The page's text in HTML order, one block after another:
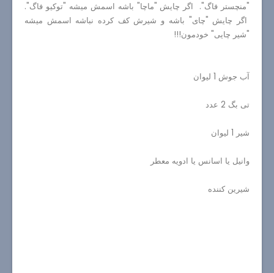
"منچستر فاگ". اگر چایش "ماچا" باشه اسمش میشه "توکیو فاگ".
اگر چایش "چای" باشه و شیرش کف کرده نباشه اسمش میشه
"شیر چایی" خودمون!!!
آب جوش 1 لیوان
تی بگ 2 عدد
شیر 1 لیوان
وانیل یا اسانس یا ادویه معطر
شیرین کننده